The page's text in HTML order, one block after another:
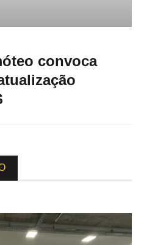
convoca